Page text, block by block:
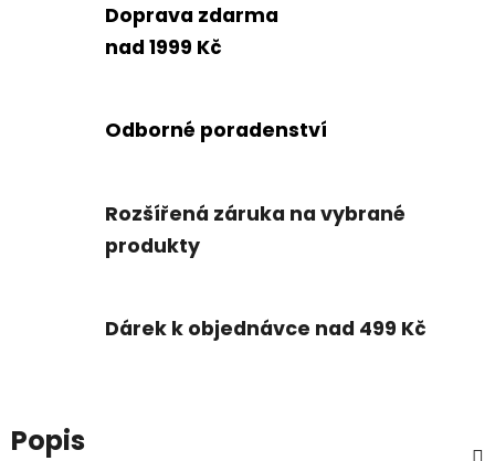
Doprava zdarma
nad 1999 Kč
Odborné poradenství
Rozšířená záruka na vybrané
produkty
Dárek k objednávce nad 499 Kč
Popis